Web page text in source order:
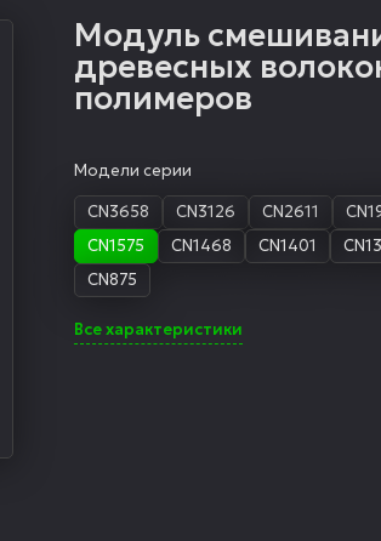
Модуль
древесных
полимеров
Модели серии
CN3658
CN3126 CN2611
CN1575
CN1468 CN1401
CN875
Все характеристики